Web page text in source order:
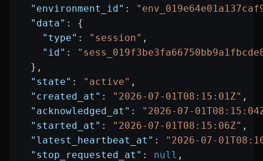
  "environment_id"
:
  "data"
: {
    "type"
: "session" ,
    "id"
:
  },
  "state"
: "active" ,
  "created_at"
: "2026-07-01T08:15:01Z" ,
  "acknowledged_at"
:
"2026-07-
  "started_at"
: "2026-07-01T08:15:06Z" ,
  "latest_heartbeat_at"
:
"2026-07-
  "stop_requested_at"
: null ,